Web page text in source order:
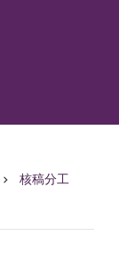
核稿分工